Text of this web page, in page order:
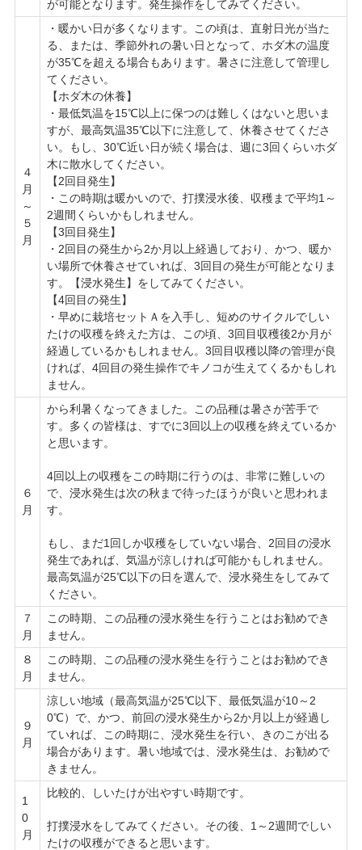
が可能となります。発生操作をしてみてください。
４
月
～
５
月
・暖かい日が多くなります。この頃は、直射日光が当た
る、または、季節外れの暑い日となって、ホダ木の温度
が35℃を超える場合もあります。暑さに注意して管理し
てください。
【ホダ木の休養】
・最低気温を15℃以上に保つのは難しくはないと思いま
すが、最高気温35℃以下に注意して、休養させてくださ
い。もし、30℃近い日が続く場合は、週に3回くらいホダ
木に散水してください。
【2回目発生】
・この時期は暖かいので、打撲浸水後、収穫まで平均1～
2週間くらいかもしれません。
【3回目発生】
・2回目の発生から2か月以上経過しており、かつ、暖か
い場所で休養させていれば、3回目の発生が可能となりま
す。【浸水発生】をしてみてください。
【4回目の発生】
・早めに栽培セットＡを入手し、短めのサイクルでしい
たけの収穫を終えた方は、この頃、3回目収穫後2か月が
経過しているかもしれません。3回目収穫以降の管理が良
ければ、4回目の発生操作でキノコが生えてくるかもしれ
ません。
６
月
から利暑くなってきました。この品種は暑さが苦手で
す。多くの皆様は、すでに3回以上の収穫を終えているか
と思います。
4回以上の収穫をこの時期に行うのは、非常に難しいの
で、浸水発生は次の秋まで待ったほうが良いと思われま
す。
もし、まだ1回しか収穫をしていない場合、2回目の浸水
発生であれば、気温が涼しければ可能かもしれません。
最高気温が25℃以下の日を選んで、浸水発生をしてみて
ください。
７
月
この時期、この品種の浸水発生を行うことはお勧めでき
ません。
８
月
この時期、この品種の浸水発生を行うことはお勧めでき
ません。
９
月
涼しい地域（最高気温が25℃以下、最低気温が10～2
0℃）で、かつ、前回の浸水発生から2か月以上が経過し
ていれば、この時期に、浸水発生を行い、きのこが出る
場合があります。暑い地域では、浸水発生は、お勧めで
きません。
1
0
月
比較的、しいたけが出やすい時期です。
打撲浸水をしてみてください。その後、1～2週間でしい
たけの収穫ができると思います。